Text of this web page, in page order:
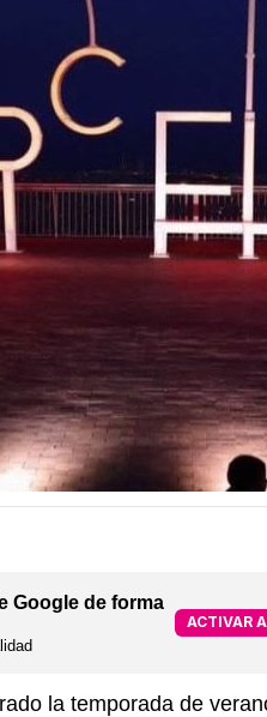
Google de forma
ACTIVAR
la temporada de